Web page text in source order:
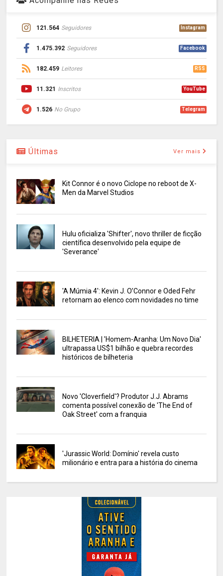
121.564 Seguidores Instagram
1.475.392 Seguidores Facebook
182.459 Leitores RSS
11.321 Inscritos YouTube
1.526 No Grupo Telegram
Últimas Ver mais
Kit Connor é o novo Ciclope no reboot de X-
Men da Marvel Studios
Hulu oficializa 'Shifter', novo thriller de ficção
científica desenvolvido pela equipe de
'Severance'
'A Múmia 4': Kevin J. O’Connor e Oded Fehr
retornam ao elenco com novidades no time
BILHETERIA | 'Homem-Aranha: Um Novo Dia'
ultrapassa US$1 bilhão e quebra recordes
históricos de bilheteria
Novo 'Cloverfield'? Produtor J.J. Abrams
comenta possível conexão de 'The End of
Oak Street' com a franquia
'Jurassic World: Domínio' revela custo
milionário e entra para a história do cinema